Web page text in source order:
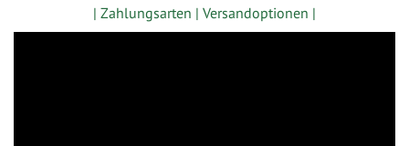
| Zahlungsarten | Versandoptionen |